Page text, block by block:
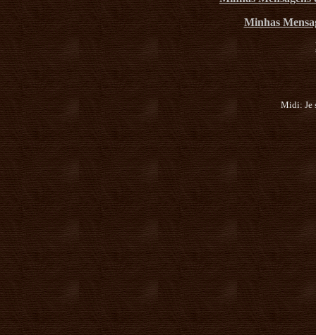
Minhas
Midi: Je